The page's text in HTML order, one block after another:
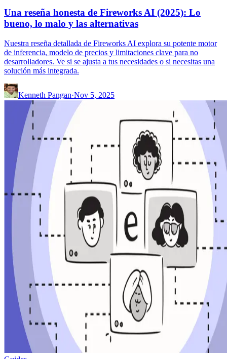
Una reseña honesta de Fireworks AI (2025): Lo
bueno, lo malo y las alternativas
Nuestra reseña detallada de Fireworks AI explora su potente motor
de inferencia, modelo de precios y limitaciones clave para no
desarrolladores. Ve si se ajusta a tus necesidades o si necesitas una
solución más integrada.
Kenneth Pangan·Nov 5, 2025